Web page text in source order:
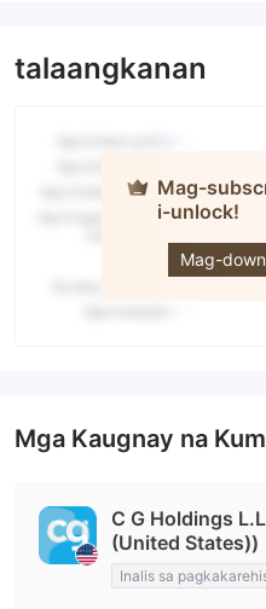
talaangkanan
Mag-
i-unlock!
Mag-
Mga Kaugnay na
C G Holdings
(United States))
Inalis sa